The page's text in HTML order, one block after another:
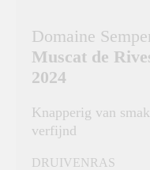
Domaine
Muscat de
2024
Knapperig van
verfijnd
DRUIVENRAS